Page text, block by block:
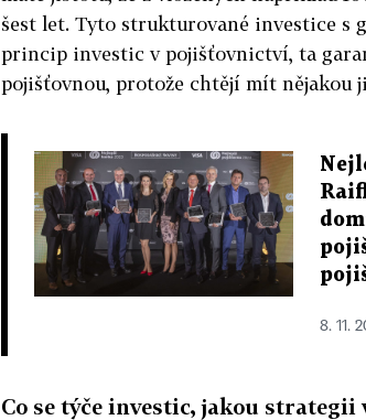
šest let. Tyto strukturované investice s
princip investic v pojišťovnictví, ta
pojišťovnou, protože chtějí mít nějakou
8. 11.
Co se týče investic, jakou